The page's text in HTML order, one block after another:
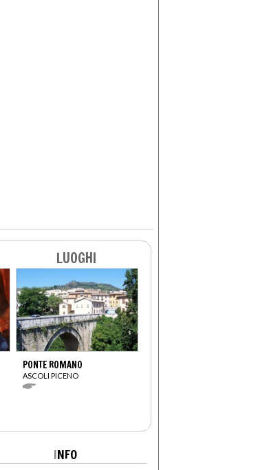
LUOGHI
PONTE ROMANO
ASCOLI PICENO
INFO